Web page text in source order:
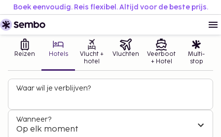
Boek eenvoudig. Reis flexibel. Altijd voor de beste prijs.
Reizen Hotels
Vlucht +
hotel
Vluchten
Veerboot
+ Hotel
Multi-
stop
Waar wil je verblijven?
Wanneer?
Op elk moment